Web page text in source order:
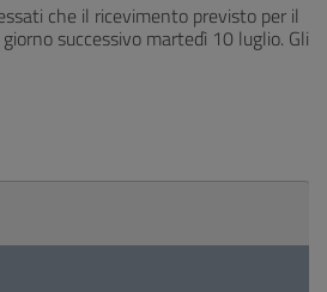
che il ricevimento previsto per il
successivo martedì 10 luglio. Gli